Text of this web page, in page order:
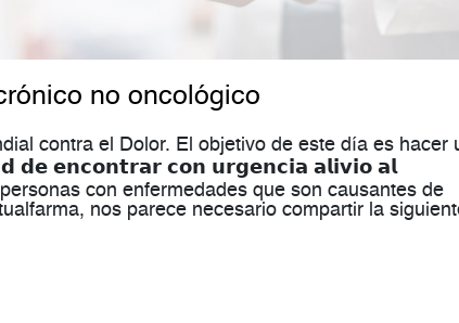
no oncológico
contra el Dolor. El objetivo de este día es hacer
𝗱𝗲 𝗲𝗻𝗰𝗼𝗻𝘁𝗿𝗮𝗿 𝗰𝗼𝗻 𝘂𝗿𝗴𝗲𝗻𝗰𝗶𝗮 𝗮𝗹𝗶𝘃𝗶𝗼 𝗮𝗹
con enfermedades que son causantes de
nos parece necesario compartir la